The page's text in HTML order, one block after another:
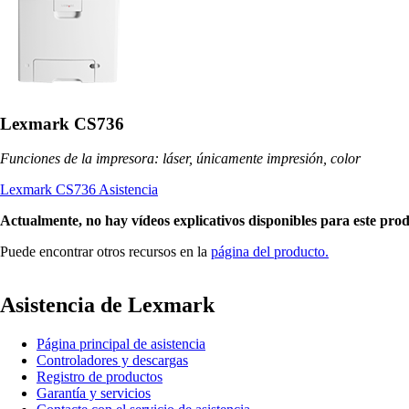
Lexmark CS736
Funciones de la impresora: láser, únicamente impresión, color
Lexmark CS736 Asistencia
Actualmente, no hay vídeos explicativos disponibles para este
Puede encontrar otros recursos en la página del producto.
Asistencia de Lexmark
Página principal de asistencia
Controladores y descargas
Registro de productos
Garantía y servicios